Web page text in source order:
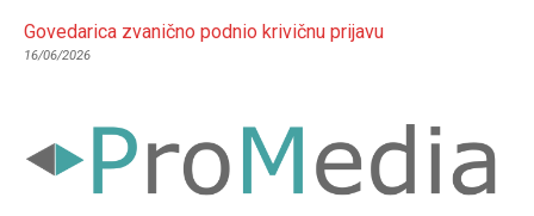
Govedarica zvanično podnio krivičnu prijavu
16/06/2026